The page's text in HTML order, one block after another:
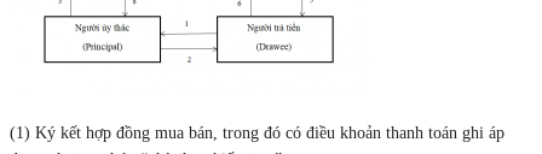
(1) Ký kết hợp đồng mua bán, trong đó có điều khoản thanh toán ghi áp